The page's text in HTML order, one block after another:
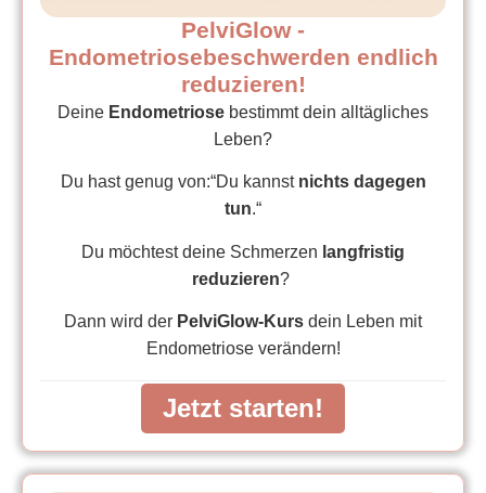
PelviGlow -
Endometriosebeschwerden endlich
reduzieren!
Deine Endometriose bestimmt dein alltägliches
Leben?
Du hast genug von:“Du kannst nichts dagegen
tun.“
Du möchtest deine Schmerzen langfristig
reduzieren?
Dann wird der PelviGlow-Kurs dein Leben mit
Endometriose verändern!
Jetzt starten!